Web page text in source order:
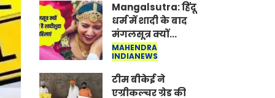
Mangalsutra: हिंदू
धर्म में शादी के बाद
मंगलसूत्र क्यों
पहनती है महिलाएं,
किसने शुरु की ये
परंपरा
MAHENDRA
INDIANEWS
टीम बीकेई ने
एग्रीकल्चर ग्रेड की